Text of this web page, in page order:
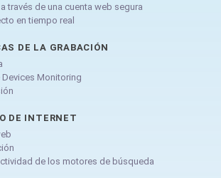
través de una cuenta web segura
en tiempo real
DE LA GRABACIÓN
Monitoring
DE INTERNET
de los motores de búsqueda